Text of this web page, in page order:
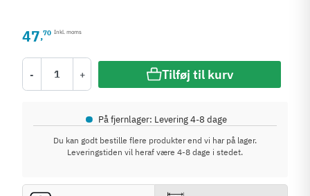
47,70 Inkl. moms
- + Tilføj til kurv
• På fjernlager: Levering 4-8 dage
Du kan godt bestille flere produkter end vi har på lager.
Leveringstiden vil heraf være 4-8 dage i stedet.